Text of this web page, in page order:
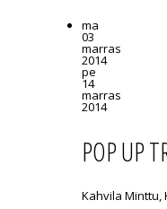
ma
03
marras
2014
pe
14
marras
2014
POP UP
Kahvila Minttu,